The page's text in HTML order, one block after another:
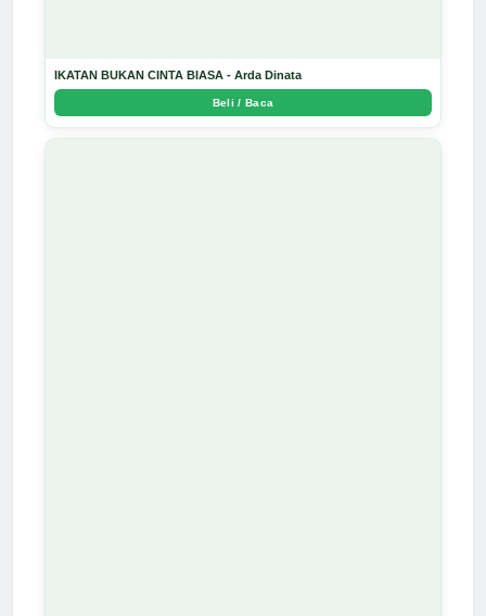
IKATAN BUKAN CINTA BIASA - Arda Dinata
Beli / Baca